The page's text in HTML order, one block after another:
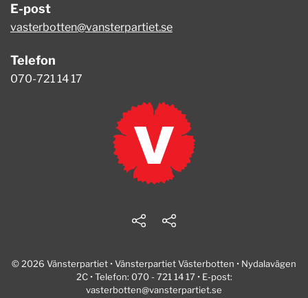
E-post
vasterbotten@vansterpartiet.se
Telefon
070-721 14 17
© 2026 Vänsterpartiet • Vänsterpartiet Västerbotten • Nydalavägen
2C • Telefon: 070 - 721 14 17 • E-post:
vasterbotten@vansterpartiet.se